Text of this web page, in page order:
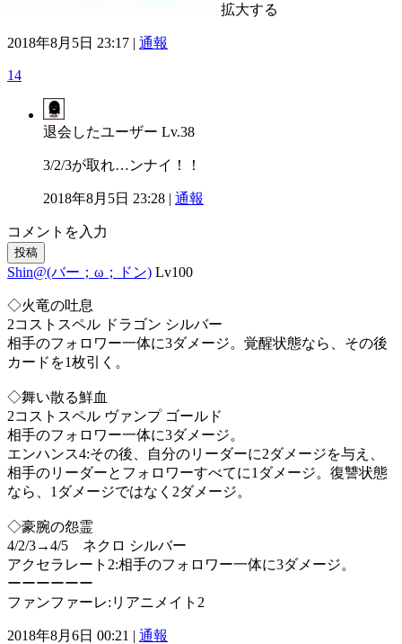
拡大する
2018年8月5日 23:17 | 通報
14
退会したユーザー Lv.38
3/2/3が取れ…ンナイ！！
2018年8月5日 23:28 | 通報
コメントを入力
投稿
Shin@(バー；ω；ドン) Lv100
◇火竜の吐息
2コストスペル ドラゴン シルバー
相手のフォロワー一体に3ダメージ。覚醒状態なら、その後
カードを1枚引く。
◇舞い散る鮮血
2コストスペル ヴァンプ ゴールド
相手のフォロワー一体に3ダメージ。
エンハンス4:その後、自分のリーダーに2ダメージを与え、
相手のリーダーとフォロワーすべてに1ダメージ。復讐状態
なら、1ダメージではなく2ダメージ。
◇豪腕の怨霊
4/2/3→4/5 ネクロ シルバー
アクセラレート2:相手のフォロワー一体に3ダメージ。
ーーーーーー
ファンファーレ:リアニメイト2
2018年8月6日 00:21 | 通報